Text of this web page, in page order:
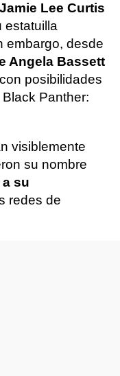
Jamie Lee Curtis
estatuilla
embargo, desde
Angela Bassett
posibilidades
Panther:
visiblemente
su nombre
su
redes de